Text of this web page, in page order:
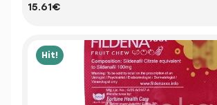
15.61€
Hit!